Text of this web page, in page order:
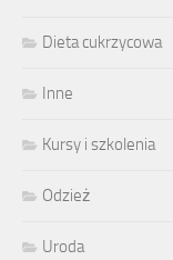
Dieta cukrzycowa
Inne
Kursy i szkolenia
Odzież
Uroda